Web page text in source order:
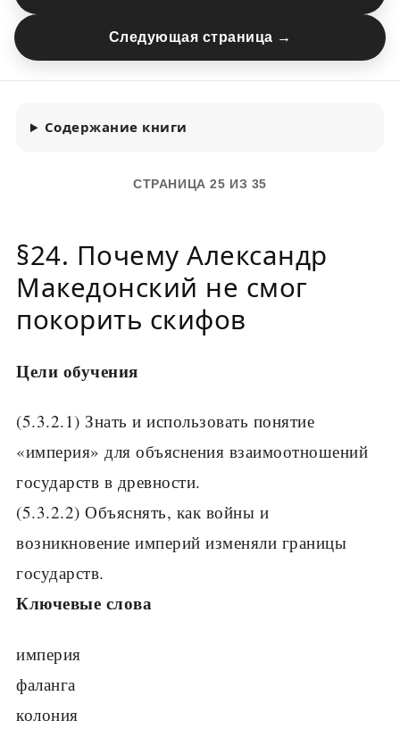
Следующая страница →
Содержание книги
СТРАНИЦА 25 ИЗ 35
§24. Почему Александр
Македонский не смог
покорить скифов
Цели обучения
(5.3.2.1) Знать и использовать понятие
«империя» для объяснения взаимоотношений
государств в древности.
(5.3.2.2) Объяснять, как войны и
возникновение империй изменяли границы
государств.
Ключевые слова
империя
фаланга
колония